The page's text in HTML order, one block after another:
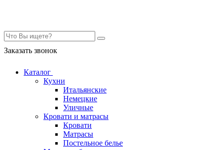
Заказать звонок
Каталог
Кухни
Итальянские
Немецкие
Уличные
Кровати и матрасы
Кровати
Матрасы
Постельное белье